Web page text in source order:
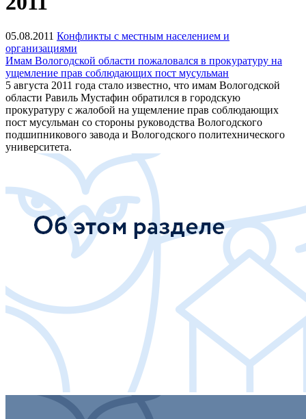
05.08.2011 Конфликты с местным населением и
организациями
Имам Вологодской области пожаловался в прокуратуру на
ущемление прав соблюдающих пост мусульман
5 августа 2011 года стало известно, что имам Вологодской
области Равиль Мустафин обратился в городскую
прокуратуру с жалобой на ущемление прав соблюдающих
пост мусульман со стороны руководства Вологодского
подшипникового завода и Вологодского политехнического
университета.